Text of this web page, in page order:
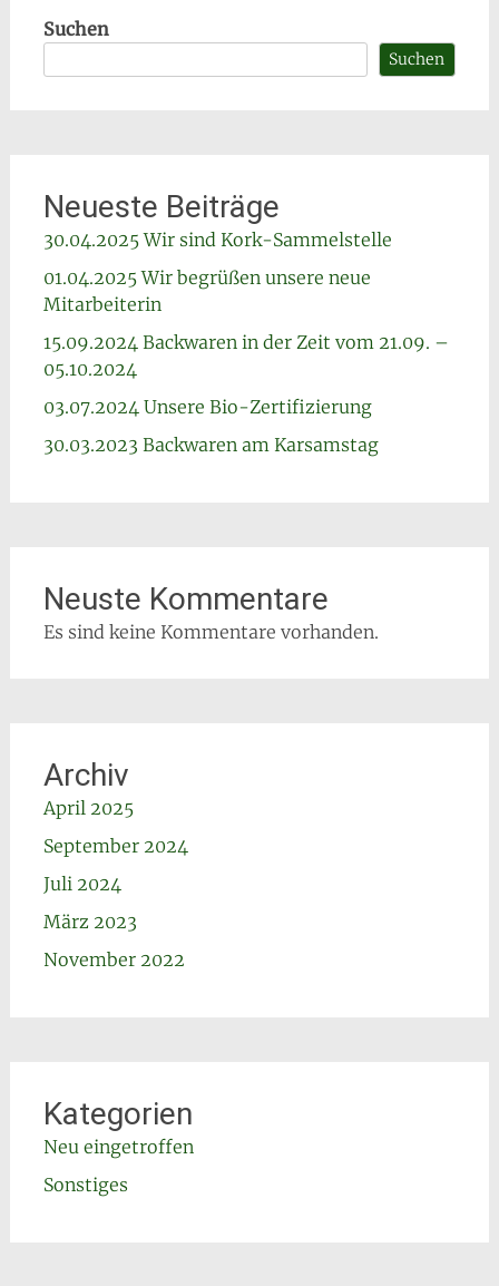
Suchen
Suchen
Neueste Beiträge
30.04.2025 Wir sind Kork-Sammelstelle
01.04.2025 Wir begrüßen unsere neue
Mitarbeiterin
15.09.2024 Backwaren in der Zeit vom 21.09. –
05.10.2024
03.07.2024 Unsere Bio-Zertifizierung
30.03.2023 Backwaren am Karsamstag
Neuste Kommentare
Es sind keine Kommentare vorhanden.
Archiv
April 2025
September 2024
Juli 2024
März 2023
November 2022
Kategorien
Neu eingetroffen
Sonstiges